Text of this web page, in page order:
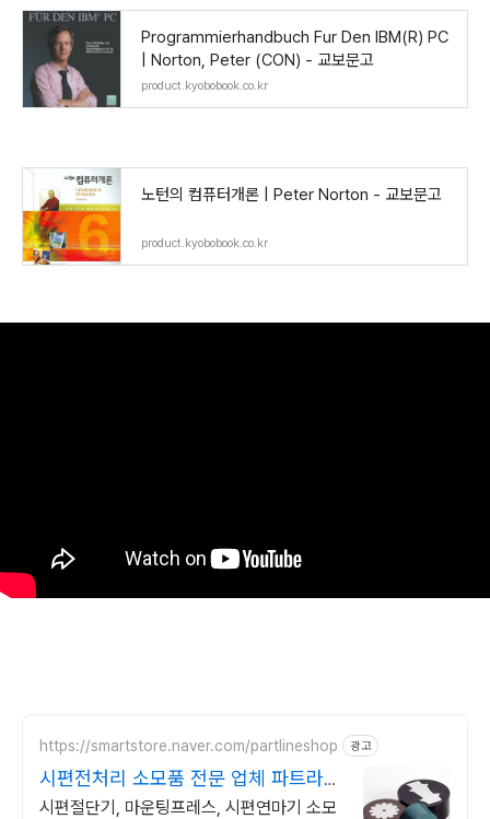
Programmierhandbuch Fur Den IBM(R) PC
| Norton, Peter (CON) - 교보문고
product.kyobobook.co.kr
노턴의 컴퓨터개론 | Peter Norton - 교보문고
product.kyobobook.co.kr
https://smartstore.naver.com/partlineshop 광고
시편전처리 소모품 전문 업체 파트라
인!
시편절단기, 마운팅프레스, 시편연마기 소모